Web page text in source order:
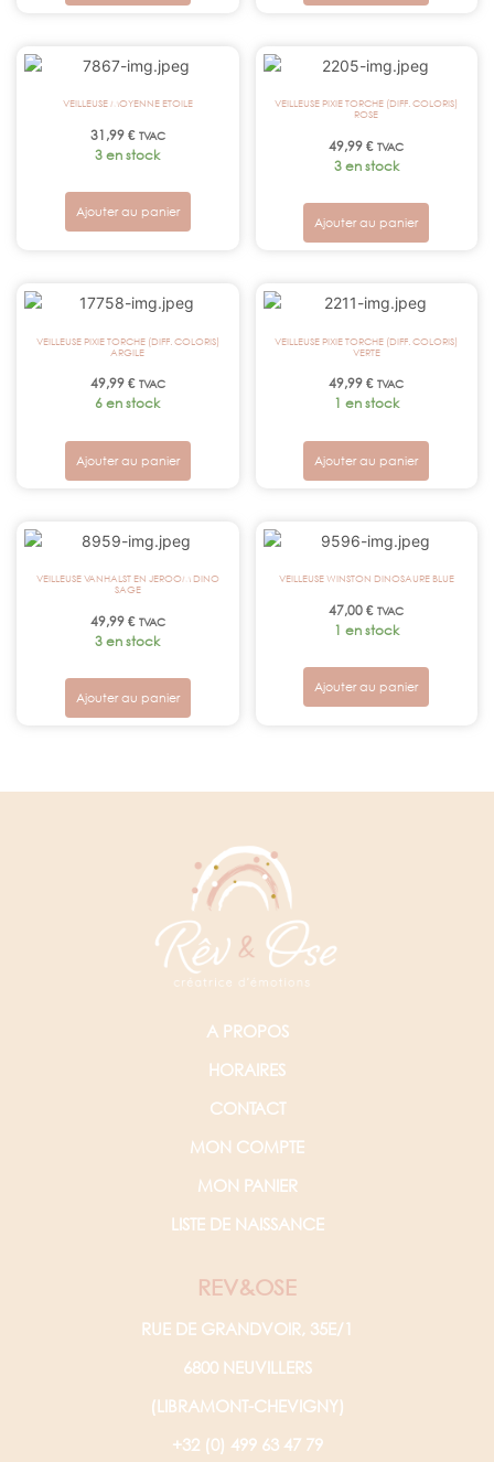
VEILLEUSE MOYENNE ETOILE
31,99€ TVAC
3 en stock
Ajouter au panier
VEILLEUSE PIXIE TORCHE (DIFF. COLORIS)
ROSE
49,99€ TVAC
3 en stock
Ajouter au panier
VEILLEUSE PIXIE TORCHE (DIFF. COLORIS)
ARGILE
49,99€ TVAC
6 en stock
Ajouter au panier
VEILLEUSE PIXIE TORCHE (DIFF. COLORIS)
VERTE
49,99€ TVAC
1 en stock
Ajouter au panier
VEILLEUSE VANHALST EN JEROOM DINO
SAGE
49,99€ TVAC
3 en stock
Ajouter au panier
VEILLEUSE WINSTON DINOSAURE BLUE
47,00€ TVAC
1 en stock
Ajouter au panier
A PROPOS
HORAIRES
CONTACT
MON COMPTE
MON PANIER
LISTE DE NAISSANCE
REV&OSE
RUE DE GRANDVOIR, 35E/1
6800 NEUVILLERS
(LIBRAMONT-CHEVIGNY)
+32 (0) 499 63 47 79